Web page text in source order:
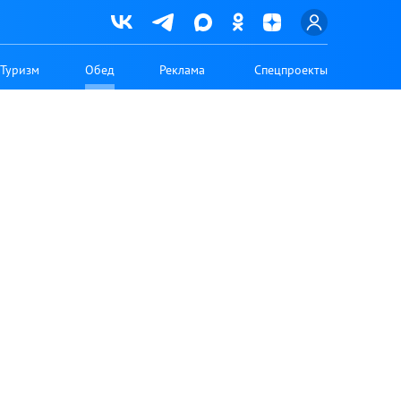
Туризм Обед Реклама Спецпроекты